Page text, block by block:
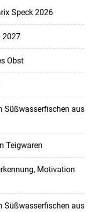
Speck 2026
2027
Obst
Süßwasserfischen aus
Teigwaren
Motivation
Süßwasserfischen aus